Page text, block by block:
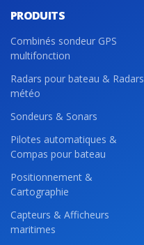
PRODUITS
Combinés sondeur GPS
multifonction
Radars pour bateau & Radars
météo
Sondeurs & Sonars
Pilotes automatiques &
Compas pour bateau
Positionnement &
Cartographie
Capteurs & Afficheurs
maritimes